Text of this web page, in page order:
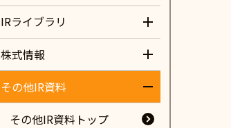
IRライブラリ
株式情報
その他IR資料
その他IR資料トップ